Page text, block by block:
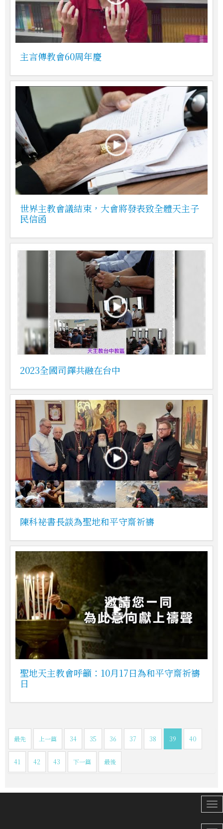
主言傳教會60周年慶
世界主教會議結束，大會將發表致全體天主子
民信函
2023全國司鐸共融在台中
陳科祕書長談為聖地和平守齋祈禱
聖地天主教會呼籲：10月17日為和平守齋祈禱
日
最先 上一篇 34 35 36 37 38 39 40
41 42 43 下一篇 最後